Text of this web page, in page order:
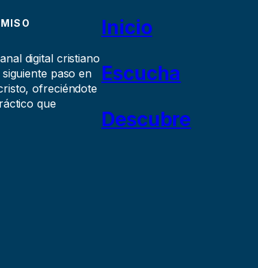
digital cristiano
paso en
ofreciéndote
que
Inicio
Escucha
Descubre